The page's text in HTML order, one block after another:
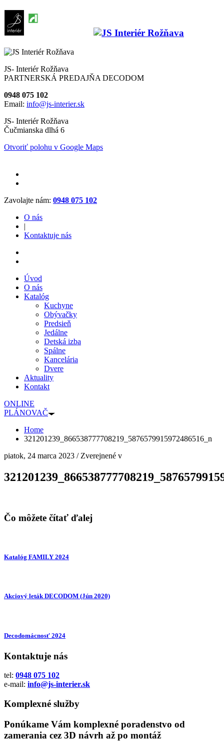
JS- Interiér Rožňava
PARTNERSKÁ PREDAJŇA DECODOM
0948 075 102
Email: info@js-interier.sk
JS- Interiér Rožňava
Čučmianska dlhá 6
Otvoriť polohu v Google Maps
Zavolajte nám: 0948 075 102
O nás
|
Kontaktuje nás
Úvod
O nás
Katalóg
Kuchyne
Obývačky
Predsieň
Jedálne
Detská izba
Spálne
Kancelária
Dvere
Aktuality
Kontakt
ONLINE
PLÁNOVAČ
Home
321201239_866538777708219_5876579915972486516_n
piatok, 24 marca 2023 /Zverejnené v
Čo môžete čítať ďalej
Katalóg FAMILY 2024
Akciový leták DECODOM (Jún 2020)
Decodomácnosť 2024
Kontaktuje nás
tel: 0948 075 102
e-mail: info@js-interier.sk
Komplexné služby
Ponúkame Vám komplexné poradenstvo od
zamerania cez 3D návrh až po montáž